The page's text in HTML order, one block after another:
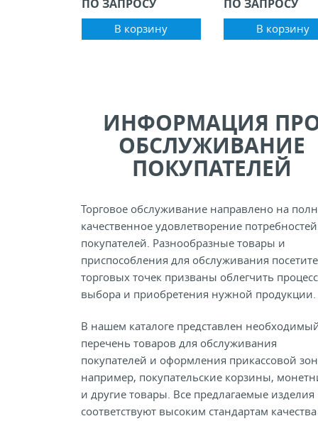
ПО ЗАПРОСУ
В корзину
ПО ЗАПРОСУ
В корзину
ИНФОРМАЦИЯ
ОБСЛУЖИВАНИЕ
ПОКУПАТЕЛЕЙ
Торговое обслуживание направлено на
качественное удовлетворение потребностей
покупателей. Разнообразные товары и
приспособления для обслуживания
торговых точек призваны облегчить процесс
выбора и приобретения нужной продукции.
В нашем каталоге представлен
перечень товаров для обслуживания
покупателей и оформления прикассовой
например, покупательские корзины,
и другие товары. Все предлагаемые изделия
соответствуют высоким стандартам